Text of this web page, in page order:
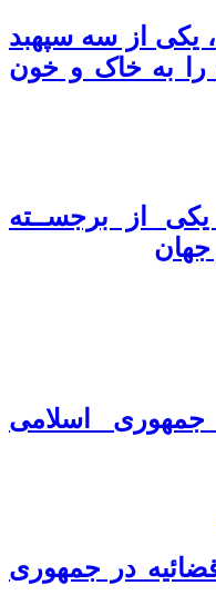
یکی از سه سپهبد
را به خاک و خون
از برجســته
جهان
اسلامی
در جمهوری